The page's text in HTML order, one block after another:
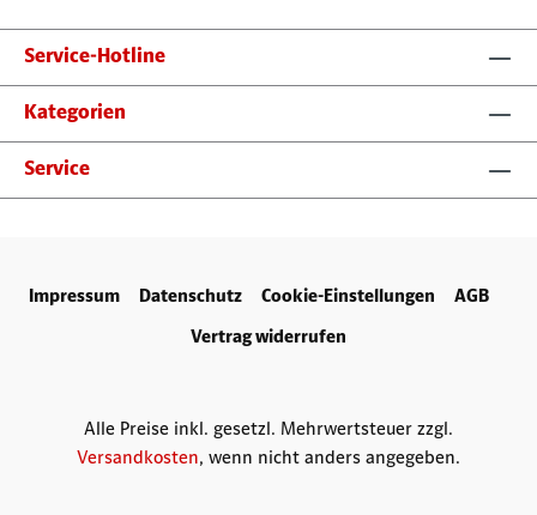
Service-Hotline
Kategorien
Service
Impressum Datenschutz Cookie-Einstellungen
AGB
Vertrag widerrufen
Alle Preise inkl. gesetzl. Mehrwertsteuer zzgl.
Versandkosten, wenn nicht anders angegeben.